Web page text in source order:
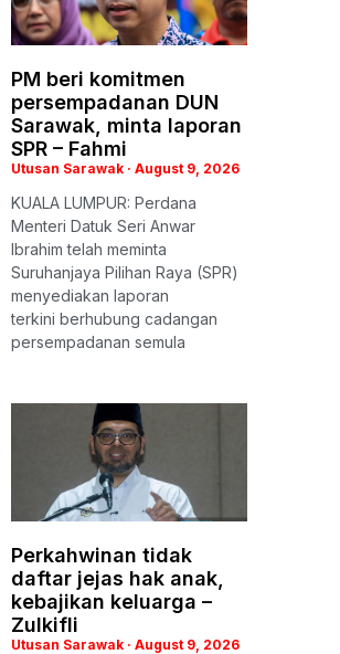
PM beri komitmen
persempadanan DUN
Sarawak, minta laporan
SPR – Fahmi
Utusan Sarawak August 9, 2026
KUALA LUMPUR: Perdana
Menteri Datuk Seri Anwar
Ibrahim telah meminta
Suruhanjaya Pilihan Raya (SPR)
menyediakan laporan
terkini berhubung cadangan
persempadanan semula
Perkahwinan tidak
daftar jejas hak anak,
kebajikan keluarga –
Zulkifli
Utusan Sarawak August 9, 2026